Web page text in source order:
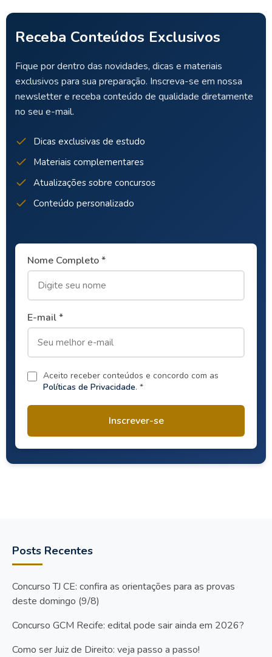
Receba Conteúdos Exclusivos
Fique por dentro das novidades, dicas e materiais
exclusivos para sua preparação. Inscreva-se em nossa
newsletter e receba conteúdo de qualidade diretamente
no seu e-mail.
Dicas exclusivas de estudo
Materiais complementares
Atualizações sobre concursos
Conteúdo personalizado
Nome Completo *
E-mail *
Aceito receber conteúdos e concordo com as
Políticas de Privacidade. *
Inscrever-se
Posts Recentes
Concurso TJ CE: confira as orientações para as provas
deste domingo (9/8)
Concurso GCM Recife: edital pode sair ainda em 2026?
Como ser Juiz de Direito: veja passo a passo!